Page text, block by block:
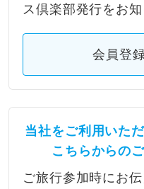
ス倶楽部発行をお知
会員登
当社をご利用いた
こちらからの
ご旅行参加時にお